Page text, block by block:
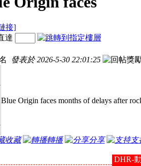
接]
達
發表於 2026-5-30 22:01:25
Blue Origin faces months of delays after
收藏 轉播 分享 支
DHR-